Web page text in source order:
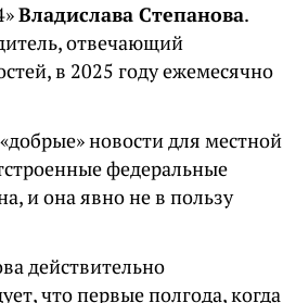
Владислава Степанова.
отвечающий
в 2025 году ежемесячно
новости для местной
федеральные
и она явно не в пользу
действительно
что первые полгода, когда